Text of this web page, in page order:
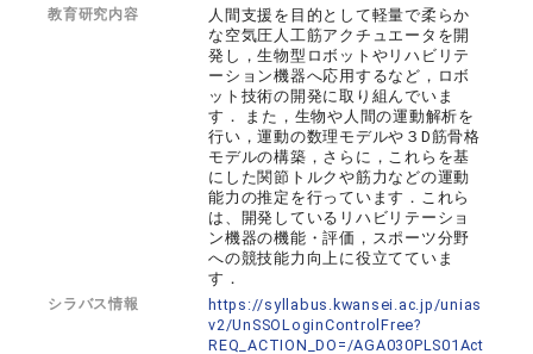
教育研究内容
人間支援を目的として軽量で柔らか
な空気圧人工筋アクチュエータを開
発し，生物型ロボットやリハビリテ
ーション機器へ応用するなど，ロボ
ット技術の開発に取り組んでいま
す． また，生物や人間の運動解析を
行い，運動の数理モデルや３D筋骨格
モデルの構築，さらに，これらを基
にした関節トルクや筋力などの運動
能力の推定を行っています．これら
は、開発しているリハビリテーショ
ン機器の機能・評価，スポーツ分野
への競技能力向上に役立てていま
す．
シラバス情報
https://syllabus.kwansei.ac.jp/unias
v2/UnSSOLoginControlFree?
REQ_ACTION_DO=/AGA030PLS01Act